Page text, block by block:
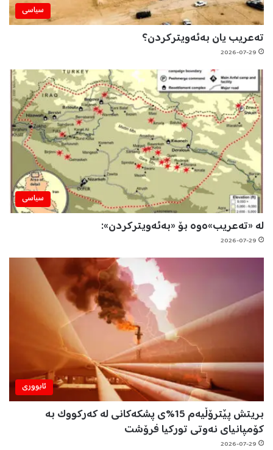
سیاسی
تەعریب یان بەئەویترکردن؟
2026-07-29
سیاسی
لە «تەعریب»ەوە بۆ «بەئەویترکردن»:
2026-07-29
ئابووری
بریتش پێترۆڵیەم 15%ی پشکەکانی لە کەرکووک بە
کۆمپانیای نەوتی تورکیا فرۆشت
2026-07-29